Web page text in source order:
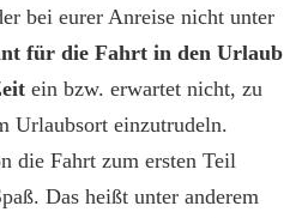
bei eurer Anreise nicht unter
für die Fahrt in den Urlaub
ein bzw. erwartet nicht, zu
Urlaubsort einzutrudeln.
die Fahrt zum ersten Teil
Das heißt unter anderem